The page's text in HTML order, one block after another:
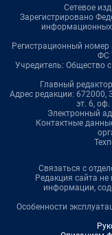
Сетевое
Зарегистрировано
информационных
Регистрационный
ФС
Учредитель: Общество
Главный
Адрес редакции: 672000,
эт. 6,
Электронный
Контактные
Связаться с
Редакция сайта не
информации,
Особенности